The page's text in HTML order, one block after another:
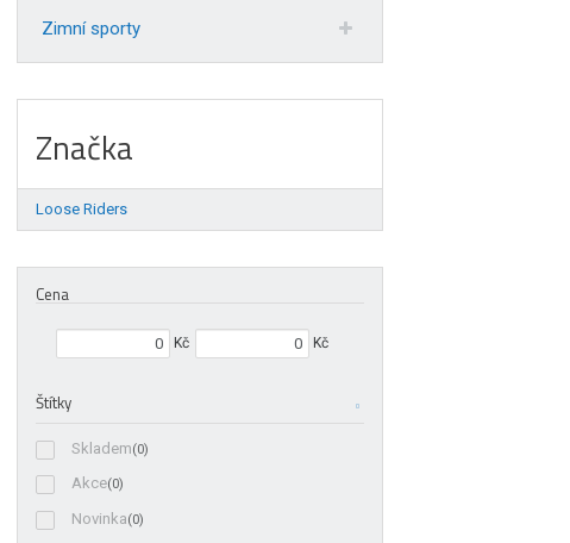
Zimní sporty
Značka
Loose Riders
Cena
Kč Kč
Štítky
Skladem(0)
Akce(0)
Novinka(0)